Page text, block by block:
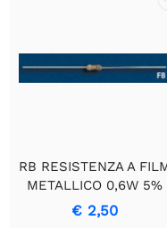
RB RESISTENZA A
METALLICO 0,6W 5%
2E7
€ 2,50